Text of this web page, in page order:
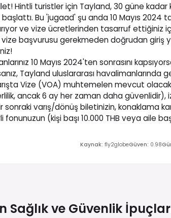
Hintli turistler için Tayland, 30 güne
Bu 'jugaad' şu anda 10 Mayıs 2024
ve vize ücretlerinden tasarruf ettiğiniz
başvurusu gerekmeden doğrudan giriş
10 Mayıs 2024'ten sonrasını
Tayland uluslararası havalimanlarında
Vize (VOA) muhtemelen mevcut
ancak 6 ay her zaman daha
sonraki varış/dönüş biletinizin, konaklama
fonunuzun (kişi başı 10.000 THB veya aile
Kaynak: fly2globeGüven: 0.98
Sağlık ve Güvenlik